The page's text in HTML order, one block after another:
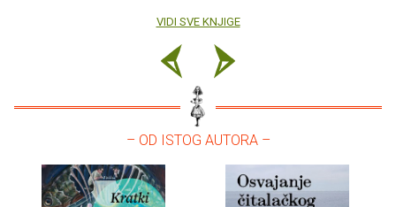
VIDI SVE KNJIGE
– OD ISTOG AUTORA –